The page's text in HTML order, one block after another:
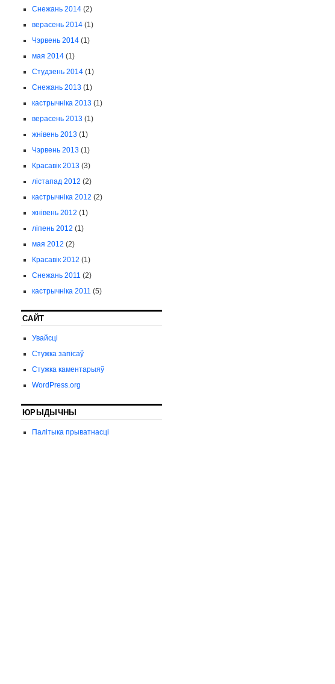
Снежань 2014(2)
верасень 2014(1)
Чэрвень 2014(1)
мая 2014(1)
Студзень 2014(1)
Снежань 2013(1)
кастрычніка 2013(1)
верасень 2013(1)
жнівень 2013(1)
Чэрвень 2013(1)
Красавік 2013(3)
лістапад 2012 (2)
кастрычніка 2012 (2)
жнівень 2012 (1)
ліпень 2012 (1)
мая 2012 (2)
Красавік 2012 (1)
Снежань 2011 (2)
кастрычніка 2011 (5)
САЙТ
Увайсці
Стужка запісаў
Стужка каментарыяў
WordPress.org
ЮРЫДЫЧНЫ
Палітыка прыватнасці